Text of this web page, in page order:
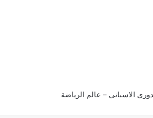
الاسباني – عالم الرياضة